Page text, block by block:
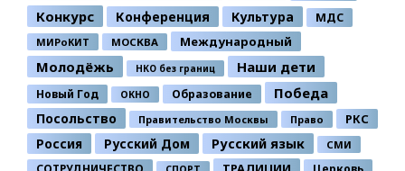
Конкурс Конференция Культура МДС
МИРоКИТ МОСКВА Международный
Молодёжь НКО без границ Наши дети
Новый Год ОКНО Образование Победа
Посольство Правительство Москвы Право РКС
Россия Русский Дом Русский язык СМИ